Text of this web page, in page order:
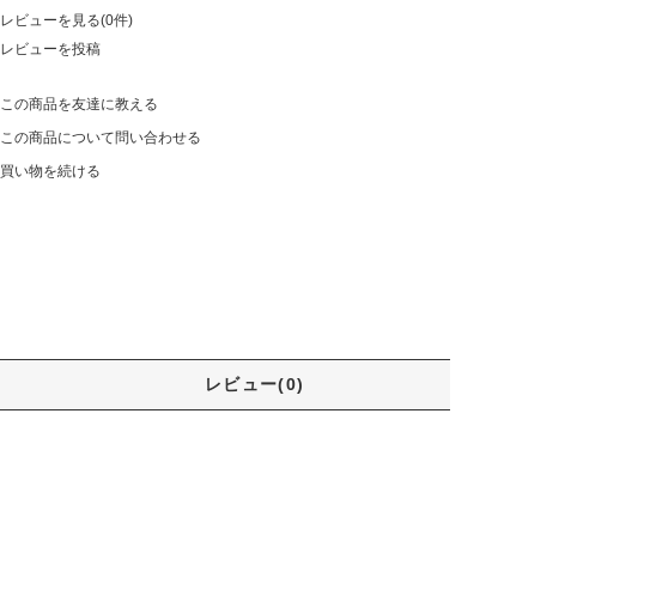
レビューを見る(0件)
レビューを投稿
この商品を友達に教える
この商品について問い合わせる
買い物を続ける
レビュー(0)